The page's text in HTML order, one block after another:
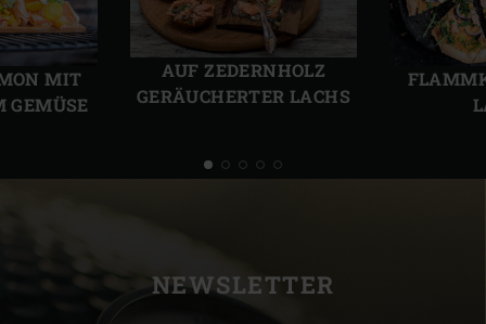
MIT
AUF ZEDERNHOLZ
GERÄUCHERTER LACHS
Vorherige
Folie
NEWSLETTER